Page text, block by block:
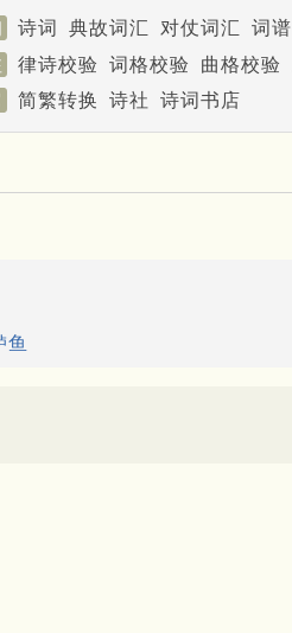
诗词 典故词汇 对仗词汇 词谱
律诗校验 词格校验 曲格校验
简繁转换 诗社 诗词书店
鱼